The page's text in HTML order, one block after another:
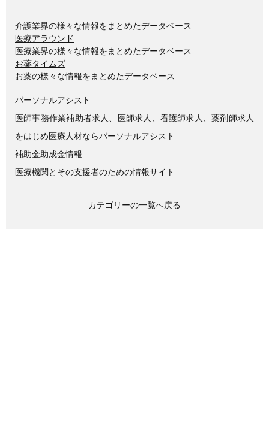
介護業界の様々な情報をまとめたデータベース
医療アラウンド
医療業界の様々な情報をまとめたデータベース
お薬タイムズ
お薬の様々な情報をまとめたデータベース
パーソナルアシスト
医師事務作業補助者求人、医師求人、看護師求人、薬剤師求人
をはじめ医療人材ならパーソナルアシスト
補助金助成金情報
医療機関とその支援者のための情報サイト
カテゴリーの一覧へ戻る